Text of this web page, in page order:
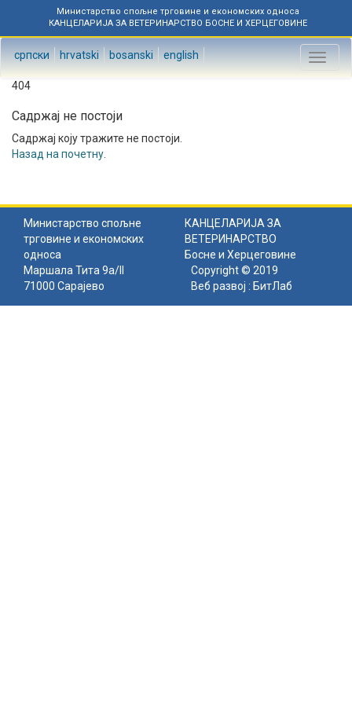
Министарство спољне трговине и економских односа
КАНЦЕЛАРИЈА ЗА ВЕТЕРИНАРСТВО БОСНЕ И ХЕРЦЕГОВИНЕ
српски hrvatski bosanski english
Toggle
404
Садржај не постоји
Садржај коју тражите не постоји.
Назад на почетну
Министарство спољне
трговине и економских
односа
КАНЦЕЛАРИЈА ЗА
ВЕТЕРИНАРСТВО
Босне и Херцеговине
Маршала Тита 9а/II
71000 Сарајево
Copyright © 2019
Веб развој : БитЛаб